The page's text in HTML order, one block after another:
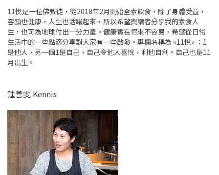
11悅是一位佛教徒，從2018年2月開始全素飲食，除了身體受益，
容顏也健康，人生也活躍起來，所以希望與讀者分享我的素食人
生，也可為地球付出一分力量。健康實在得來不容易，希望從日常
生活中的一些點滴分享對大家有一些啟發。專欄名稱為 «11悅» ：1
是他人，另一個1是自己，自己令他人喜悅，利他自利。自己也是11
月出生。
鍾善雯 Kennis